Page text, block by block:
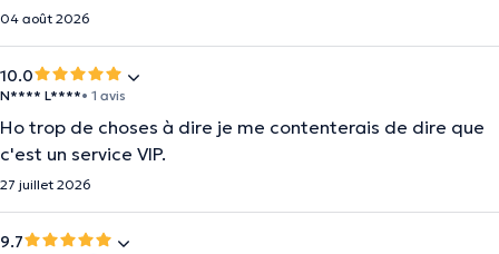
04 août 2026
10.0
N**** L****• 1 avis
Ho trop de choses à dire je me contenterais de dire que
c'est un service VIP.
27 juillet 2026
9.7